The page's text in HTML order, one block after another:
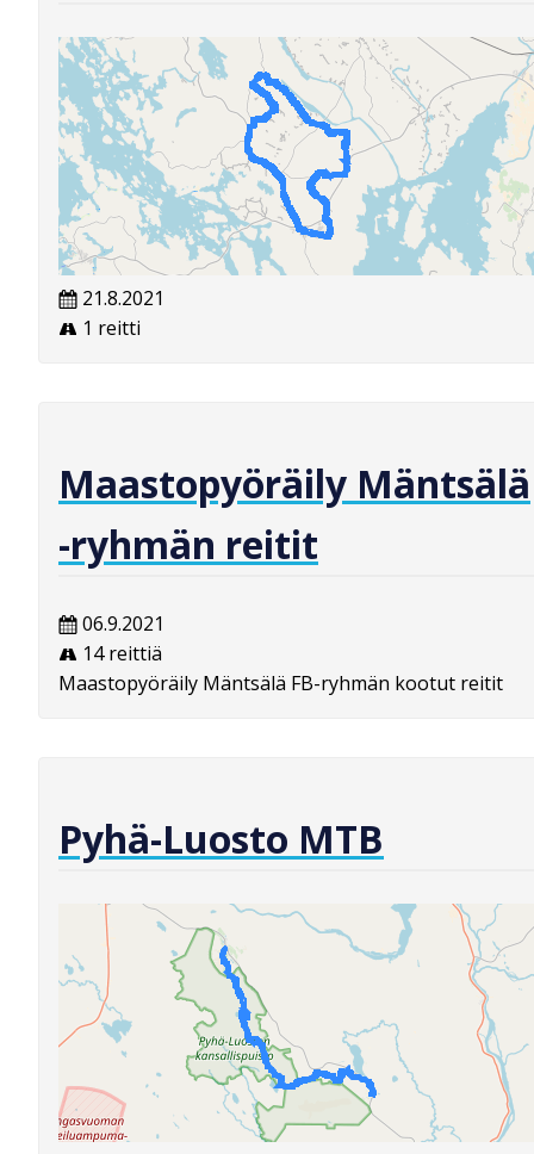
21.8.2021
1 reitti
Maastopyöräily Mäntsälä
-ryhmän reitit
06.9.2021
14 reittiä
Maastopyöräily Mäntsälä FB-ryhmän kootut reitit
Pyhä-Luosto MTB